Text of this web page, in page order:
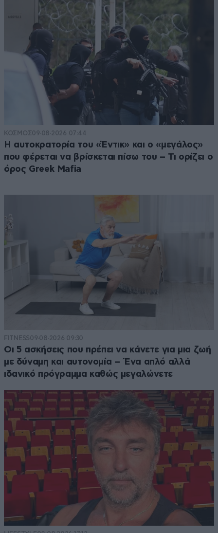
ΚΟΣΜΟΣ09·08·2026 07:44
Η αυτοκρατορία του «Έντικ» και ο «μεγάλος»
που φέρεται να βρίσκεται πίσω του – Τι ορίζει ο
όρος Greek Mafia
FITNESS09·08·2026 09:30
Οι 5 ασκήσεις που πρέπει να κάνετε για μια ζωή
με δύναμη και αυτονομία – Ένα απλό αλλά
ιδανικό πρόγραμμα καθώς μεγαλώνετε